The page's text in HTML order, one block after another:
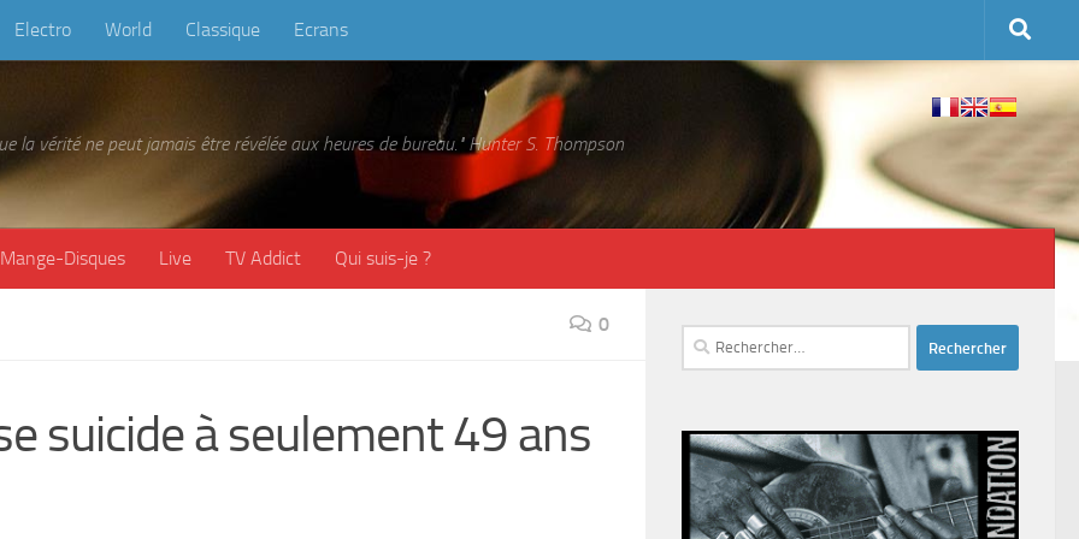
Electro World Classique Ecrans
la vérité ne peut jamais être révélée aux heures de bureau." Hunter S. Thompson
Mange-Disques Live TV Addict Qui suis-je ?
0
suicide à seulement 49 ans
Rechercher :